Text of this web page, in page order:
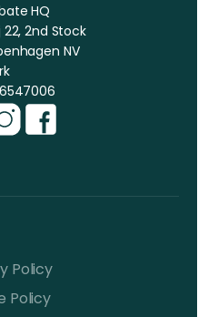
HQ
2nd Stock
NV
Policy
Policy